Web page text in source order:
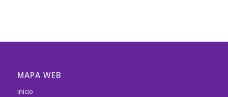
MAPA WEB
Inicio